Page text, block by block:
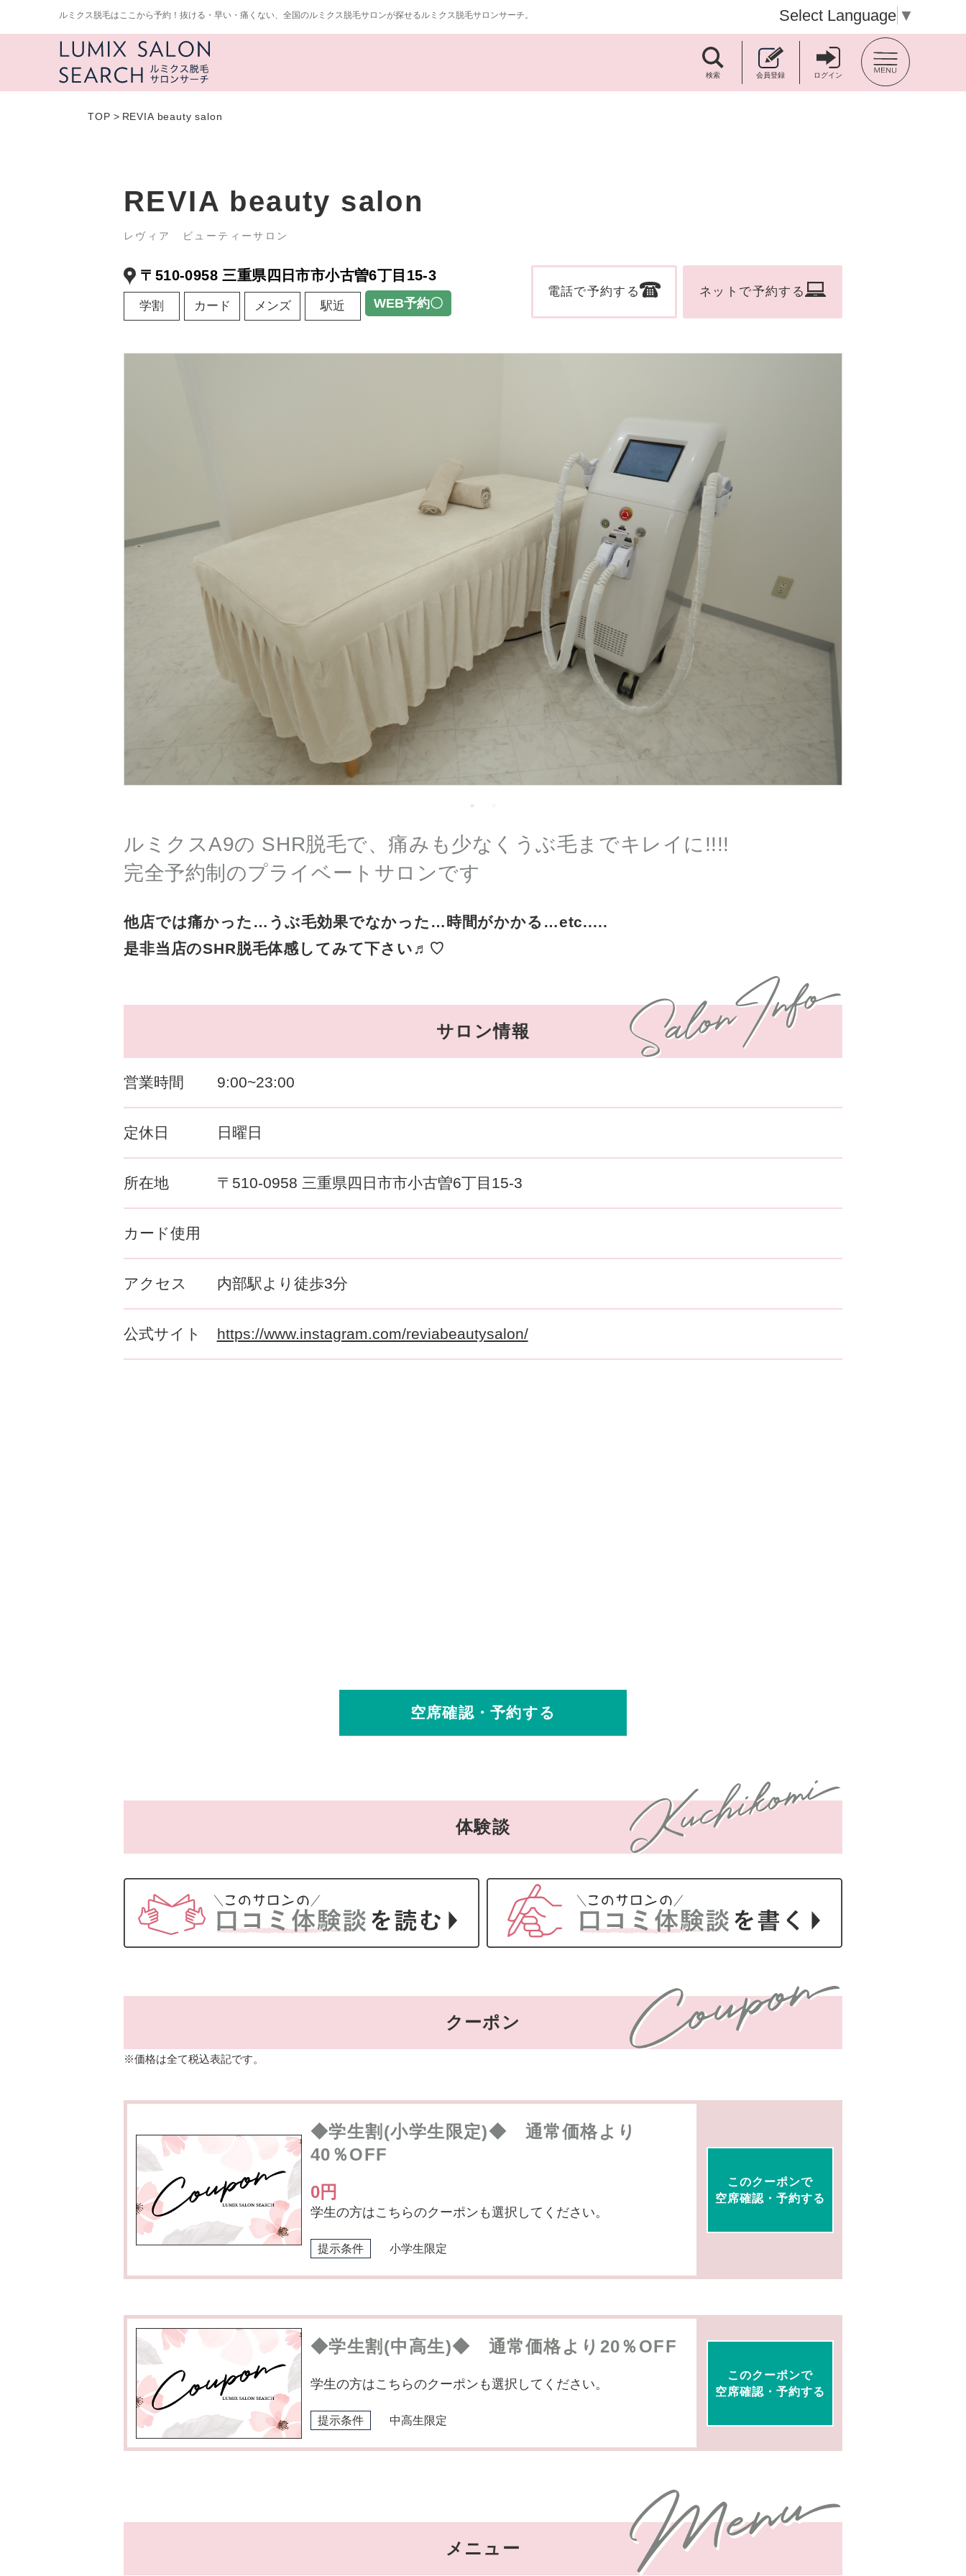
ルミクス脱毛はここから予約！抜ける・早い・痛くない、全国のルミクス脱毛サロンが探せるルミクス脱毛サロンサーチ。 Select Language ▼
検索 会員登録 ログイン
TOP > REVIA beauty salon
REVIA beauty salon
レヴィア ビューティーサロン
〒510-0958 三重県四日市市小古曽6丁目15-3
学割 カード メンズ 駅近 WEB予約〇
電話で予約する ネットで予約する
ルミクスA9の SHR脱毛で、痛みも少なくうぶ毛までキレイに!!!!
完全予約制のプライベートサロンです
他店では痛かった…うぶ毛効果でなかった…時間がかかる…etc.....
是非当店のSHR脱毛体感してみて下さい♬︎♡
サロン情報
営業時間 9:00~23:00
定休日 日曜日
所在地 〒510-0958 三重県四日市市小古曽6丁目15-3
カード使用
アクセス 内部駅より徒歩3分
公式サイト https://www.instagram.com/reviabeautysalon/
空席確認・予約する
体験談
クーポン
※価格は全て税込表記です。
◆学生割(小学生限定)◆ 通常価格より
40％OFF
0円
学生の方はこちらのクーポンも選択してください。
提示条件 小学生限定
このクーポンで
空席確認・予約する
◆学生割(中高生)◆ 通常価格より20％OFF
学生の方はこちらのクーポンも選択してください。
提示条件 中高生限定
このクーポンで
空席確認・予約する
メニュー